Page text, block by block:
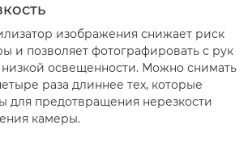
изображения снижает риск
и позволяет фотографировать с рук
освещенности. Можно снимать
раза длиннее тех, которые
для предотвращения нерезкости
камеры.